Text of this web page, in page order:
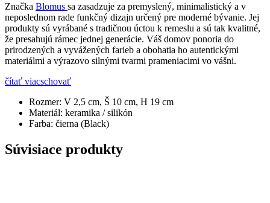
Značka Blomus sa zasadzuje za premyslený, minimalistický a v
neposlednom rade funkčný dizajn určený pre moderné bývanie. Jej
produkty sú vyrábané s tradičnou úctou k remeslu a sú tak kvalitné,
že presahujú rámec jednej generácie. Váš domov ponoria do
prirodzených a vyvážených farieb a obohatia ho autentickými
materiálmi a výrazovo silnými tvarmi prameniacimi vo vášni.
čítať viacschovať
Rozmer: V 2,5 cm, Š 10 cm, H 19 cm
Materiál: keramika / silikón
Farba: čierna (Black)
Súvisiace produkty